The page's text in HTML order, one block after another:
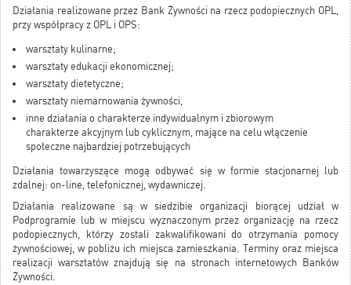
Działania realizowane przez Bank Żywności na rzecz podopiecznych OPL,
przy współpracy z OPL i OPS:
warsztaty kulinarne;
warsztaty edukacji ekonomicznej;
warsztaty dietetyczne;
warsztaty niemarnowania żywności,
inne działania o charakterze indywidualnym i zbiorowym
charakterze akcyjnym lub cyklicznym, mające na celu włączenie
społeczne najbardziej potrzebujących
Działania towarzyszące mogą odbywać się w formie stacjonarnej lub
zdalnej: on-line, telefonicznej, wydawniczej.
Działania realizowane są w siedzibie organizacji biorącej udział w
Podprogramie lub w miejscu wyznaczonym przez organizację na rzecz
podopiecznych, którzy zostali zakwalifikowani do otrzymania pomocy
żywnościowej, w pobliżu ich miejsca zamieszkania. Terminy oraz miejsca
realizacji warsztatów znajdują się na stronach internetowych Banków
Żywności.